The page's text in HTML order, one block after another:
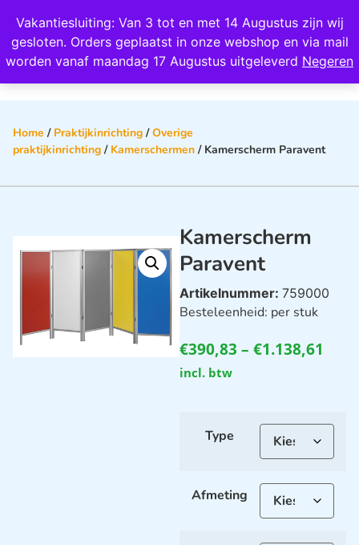
Vakantiesluiting: Van 3 tot en met 14 Augustus zijn wij
gesloten. Orders geplaatst in onze webshop en via mail
worden vanaf maandag 17 Augustus uitgeleverd Negeren
Wij scoren een 4,8 op Google
Home / Praktijkinrichting /Overige
praktijkinrichting / Kamerschermen / Kamerscherm Paravent
Kamerscherm
Paravent
Artikelnummer: 759000
Besteleenheid: per stuk
€390,83 – €1.138,61
incl. btw
Type
Afmeting